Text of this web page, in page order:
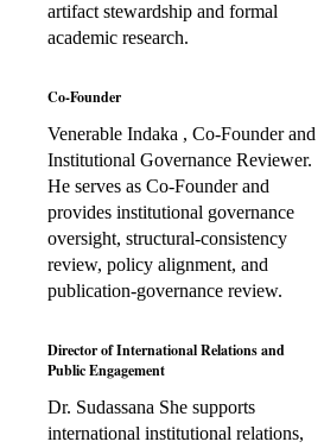
artifact stewardship and formal
academic research.
Co-Founder
Venerable Indaka , Co-Founder and
Institutional Governance Reviewer.
He serves as Co-Founder and
provides institutional governance
oversight, structural-consistency
review, policy alignment, and
publication-governance review.
Director of International Relations and
Public Engagement
Dr. Sudassana She supports
international institutional relations,